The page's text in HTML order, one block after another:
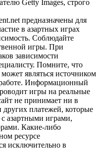
Getty Images, строго
предназначены для
в азартных играх
Соблюдайте
игры. При
зависимости
Помните, что
являться источником
Информационный
игры на реальные
не принимает ни в
других платежей, которые
азартными играми,
Какие-либо
ресурсе
исключительно в